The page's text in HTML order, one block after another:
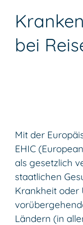
bei
Mit der
EHIC
als gesetzlich
staatlichen
Krankheit oder
Ländern (in